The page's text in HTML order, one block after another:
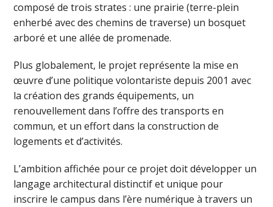
composé de trois strates : une prairie (terre-plein
enherbé avec des chemins de traverse) un bosquet
arboré et une allée de promenade.
Plus globalement, le projet représente la mise en
œuvre d’une politique volontariste depuis 2001 avec
la création des grands équipements, un
renouvellement dans l’offre des transports en
commun, et un effort dans la construction de
logements et d’activités.
L’ambition affichée pour ce projet doit développer un
langage architectural distinctif et unique pour
inscrire le campus dans l’ère numérique à travers un